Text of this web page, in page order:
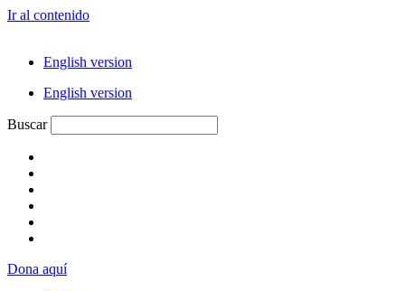
Ir al contenido
English version
English version
Buscar
Dona aquí